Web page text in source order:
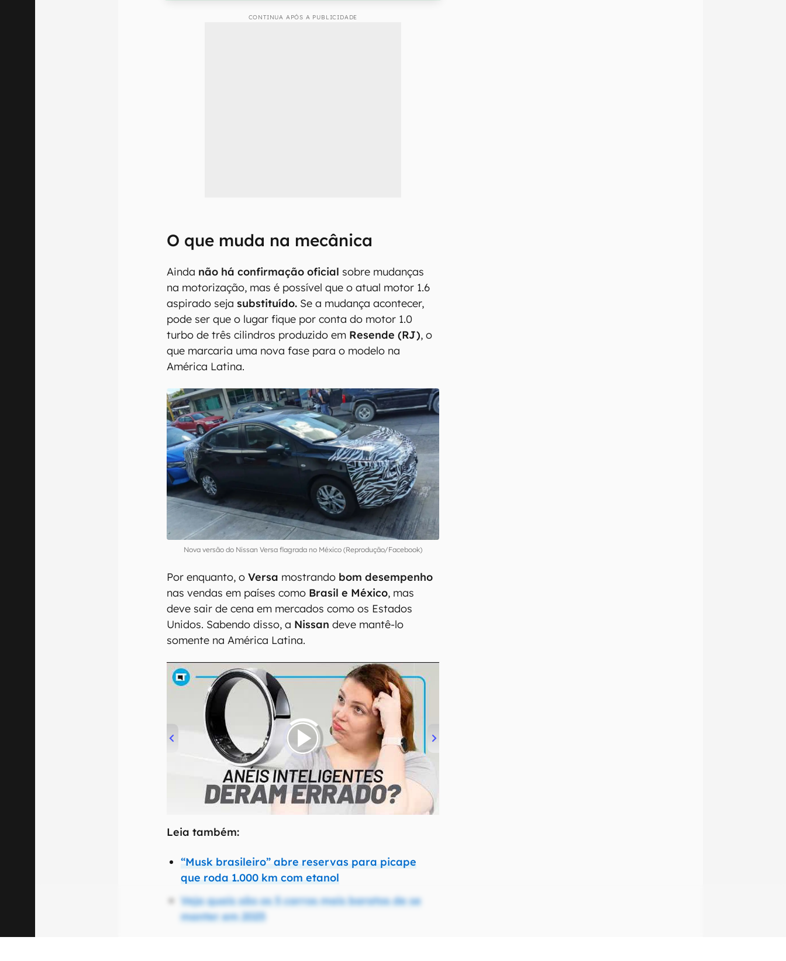
CONTINUA APÓS A PUBLICIDADE
O que muda na mecânica
Ainda não há confirmação oficial sobre mudanças
na motorização, mas é possível que o atual motor 1.6
aspirado sejasubstituído. Se a mudança acontecer,
pode ser que o lugar fique por conta do motor 1.0
turbo de três cilindros produzido em Resende (RJ), o
que marcaria uma nova fase para o modelo na
América Latina.
Nova versão do Nissan Versa flagrada no México (Reprodução/Facebook)
Por enquanto, oVersa mostrando bom desempenho
nas vendas em países como Brasil e México, mas
deve sair de cena em mercados como os Estados
Unidos. Sabendo disso, a Nissan deve mantê-lo
somente na América Latina.
00:00/21:11
Leia também:
“Musk brasileiro” abre reservas para picape
que roda 1.000 km com etanol
Veja quais são os 5 carros mais baratos de se
manter em 2025